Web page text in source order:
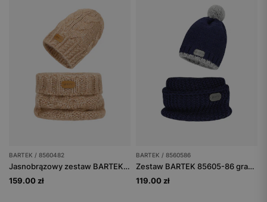
BARTEK / 8560482
Jasnobrązowy zestaw BARTEK z wełny merino 85604-82, czapka + komin
159.00 zł
BARTEK / 8560586
Zestaw BARTEK 85605-86 granatowa czapka z odblaskowym pomponem i komin
119.00 zł